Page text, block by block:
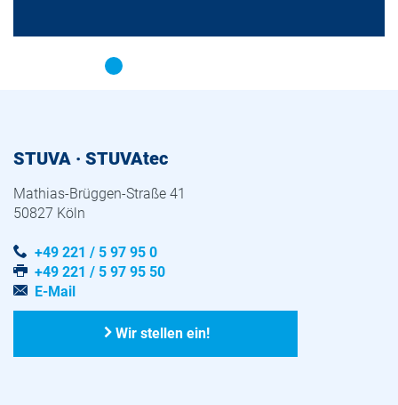
STUVA · STUVAtec
Mathias-Brüggen-Straße 41
50827 Köln
+49 221 / 5 97 95 0
+49 221 / 5 97 95 50
E-Mail
Wir stellen ein!